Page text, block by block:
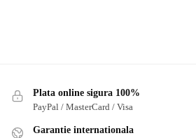
Plata online sigura 100%
PayPal / MasterCard / Visa
Garantie internationala